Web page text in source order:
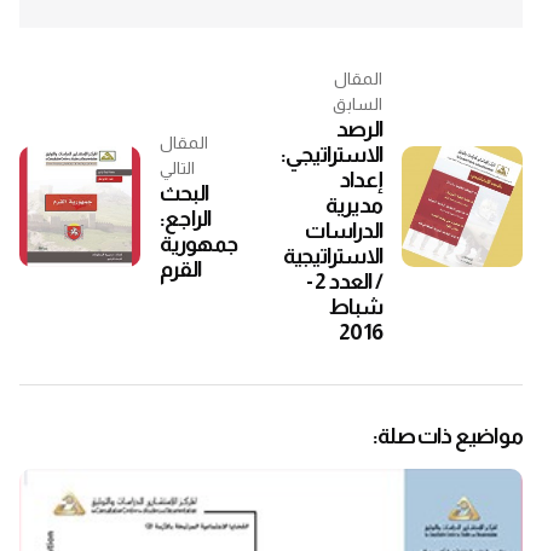
المقال
السابق
الرصد
الاستراتيجي:
إعداد
مديرية
الدراسات
الاستراتيجية
/ العدد 2 -
شباط
2016
المقال
التالي
البحث
الراجع:
جمهورية
القرم
مواضيع ذات صلة: